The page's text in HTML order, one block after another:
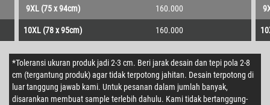
9XL (75 x 94cm) 160.000
10XL (78 x 95cm) 160.000
*Toleransi ukuran produk jadi 2-3 cm. Beri jarak desain dan tepi pola 2-8
cm (tergantung produk) agar tidak terpotong jahitan. Desain terpotong di
luar tanggung jawab kami. Untuk pesanan dalam jumlah banyak,
disarankan membuat sample terlebih dahulu. Kami tidak bertanggung-